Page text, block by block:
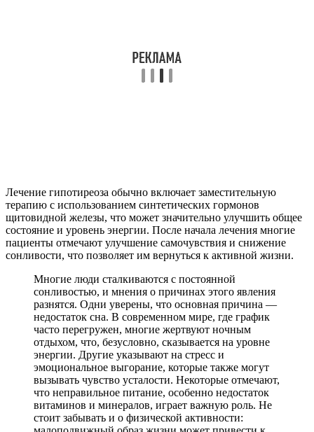
Лечение гипотиреоза обычно включает заместительную
терапию с использованием синтетических гормонов
щитовидной железы, что может значительно улучшить общее
состояние и уровень энергии. После начала лечения многие
пациенты отмечают улучшение самочувствия и снижение
сонливости, что позволяет им вернуться к активной жизни.
Многие люди сталкиваются с постоянной
сонливостью, и мнения о причинах этого явления
разнятся. Одни уверены, что основная причина —
недостаток сна. В современном мире, где график
часто перегружен, многие жертвуют ночным
отдыхом, что, безусловно, сказывается на уровне
энергии. Другие указывают на стресс и
эмоциональное выгорание, которые также могут
вызывать чувство усталости. Некоторые отмечают,
что неправильное питание, особенно недостаток
витаминов и минералов, играет важную роль. Не
стоит забывать и о физической активности: